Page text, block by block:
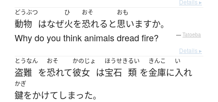
Details ▸
どうぶつ
動物 はなぜ
ひ
火を
おそ
恐れる と
おも
思いますか。
Why do you think animals dread fire? — Tatoeba
Details ▸
とうなん
盗難 を
おそ
恐れて
かのじょ
彼女 は
ほうせき
宝石
るい
類 を
きんこ
金庫に
い
入れ
かぎ
鍵をかけて しまった。